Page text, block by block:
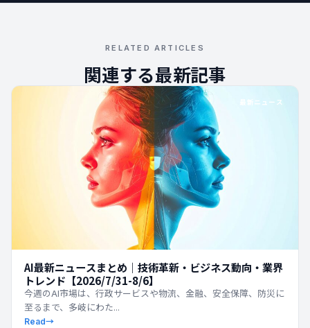
RELATED ARTICLES
関連する最新記事
最新ニュース
AI最新ニュースまとめ｜技術革新・ビジネス動向・業界
トレンド【2026/7/31-8/6】
今週のAI市場は、行政サービスや物流、金融、安全保障、防災に
至るまで、多岐にわた...
Read→